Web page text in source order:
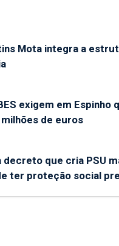
Mota integra a
exigem em Espinho
de euros
decreto que cria PSU
ter proteção social